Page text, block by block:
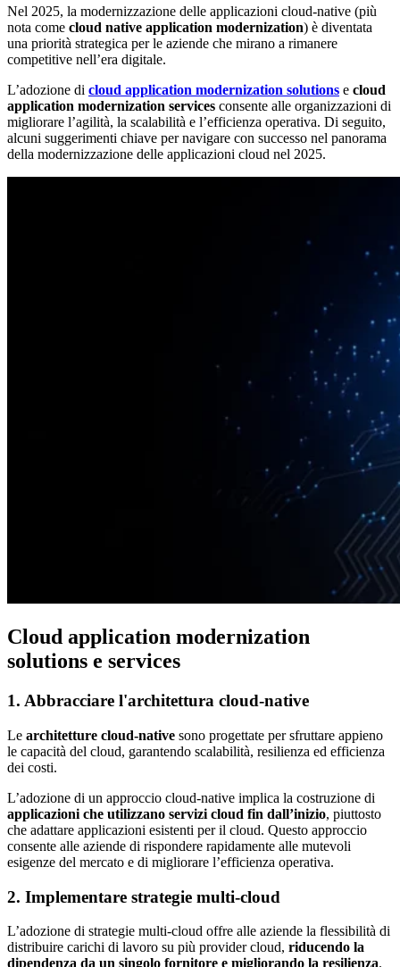
Nel 2025, la modernizzazione delle applicazioni cloud-native (più
nota come cloud native application modernization) è diventata
una priorità strategica per le aziende che mirano a rimanere
competitive nell’era digitale.
L’adozione di cloud application modernization solutions e cloud
application modernization services consente alle organizzazioni di
migliorare l’agilità, la scalabilità e l’efficienza operativa. Di seguito,
alcuni suggerimenti chiave per navigare con successo nel panorama
della modernizzazione delle applicazioni cloud nel 2025.
Cloud application modernization
solutions e services
1. Abbracciare l'architettura cloud-native
Le architetture cloud-native sono progettate per sfruttare appieno
le capacità del cloud, garantendo scalabilità, resilienza ed efficienza
dei costi.
L’adozione di un approccio cloud-native implica la costruzione di
applicazioni che utilizzano servizi cloud fin dall’inizio, piuttosto
che adattare applicazioni esistenti per il cloud. Questo approccio
consente alle aziende di rispondere rapidamente alle mutevoli
esigenze del mercato e di migliorare l’efficienza operativa.
2. Implementare strategie multi-cloud
L’adozione di strategie multi-cloud offre alle aziende la flessibilità di
distribuire carichi di lavoro su più provider cloud, riducendo la
dipendenza da un singolo fornitore e migliorando la resilienza.